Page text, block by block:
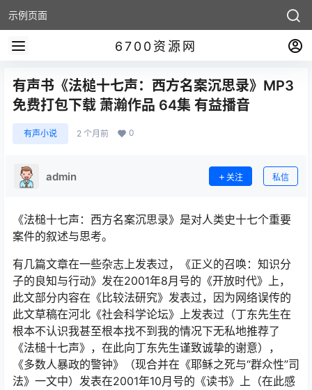
示例页面
6700资源网
有声书《法槌十七声：西方名案沉思录》MP3
免费打包下载 萧瀚作品 64集 有益播音
有声小说 2 个月前 0
admin 关注 私信
《法槌十七声：西方名案沉思录》是对人类史十七个重要
案件的叙述与思考。
有几篇文章在一些杂志上发表过，《正义的召唤：知识分
子的良知与行动》发在2001年8月号的《开放时代》上，
此文部分内容在《比较法研究》发表过，因为网络误传的
此文草稿在河北《社会科学论坛》上发表过（丁东先生在
根本不认识我甚至根本找不到我的情况下无私地推荐了
《法槌十七声》，在此向丁东先生谨致诚挚的谢意），
《多数人暴政的警钟》（现合并在《耶稣之死与“群众性”司
法》一文中）发表在2001年10月号的《读书》上（在此感